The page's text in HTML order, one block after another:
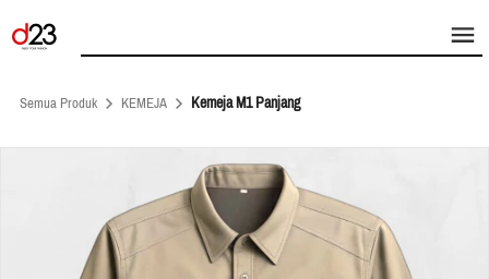
Semua Produk KEMEJA Kemeja M1 Panjang